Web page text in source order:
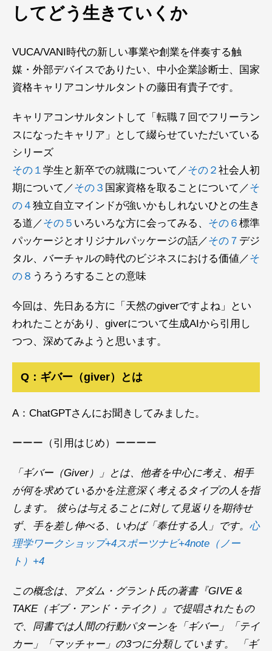
してどう生きていくか
VUCA/VANI時代の新しい事業や創業を伴奏する触
媒・外部デバイスでありたい、中小企業診断士、国家
資格キャリアコンサルタントの藤田有貴子です。
キャリアコンサルタントして「転職７回でフリーラン
スになったキャリア」として綴らせていただいている
シリーズ
その１ 学生と新卒での就職について／その２ 社会人初
期について／その３ 国家資格を取ることについて／そ
の４ 独立自立マインドが強いかもしれないひとの生き
る道／その５ いろいろな方に会ってみる、 その６ 標準
パッケージとオリジナルパッケージの話／その７ デジ
タル、バーチャルの時代のビジネスにおける価値／そ
の８ うろうろすることの意味
今回は、先日ある方に「天然のgiverですよね」とい
われたことがあり、giverについて生成AIから引用し
つつ、深めてみようと思います。
Q：ギバー（giver）とは
A：ChatGPTさんにお聞きしてみました。
ーーー（引用はじめ）ーーーー
「ギバー（Giver）」とは、他者を中心に考え、相手
が何を求めているかを注意深く考えるタイプの人を指
します。 ​彼らは与えることに対して見返りを期待せ
ず、手を差し伸べる、いわば「奉仕する人」です。​ 心
理学ワークショップ+4スポーツナビ+4note（ノー
ト）+4
この概念は、アダム・グラント氏の著書『GIVE &
TAKE（ギブ・アンド・テイク）』で提唱されたもの
で、同書では人間の行動パターンを「ギバー」「テイ
カー」「マッチャー」の3つに分類しています。 ​「ギ